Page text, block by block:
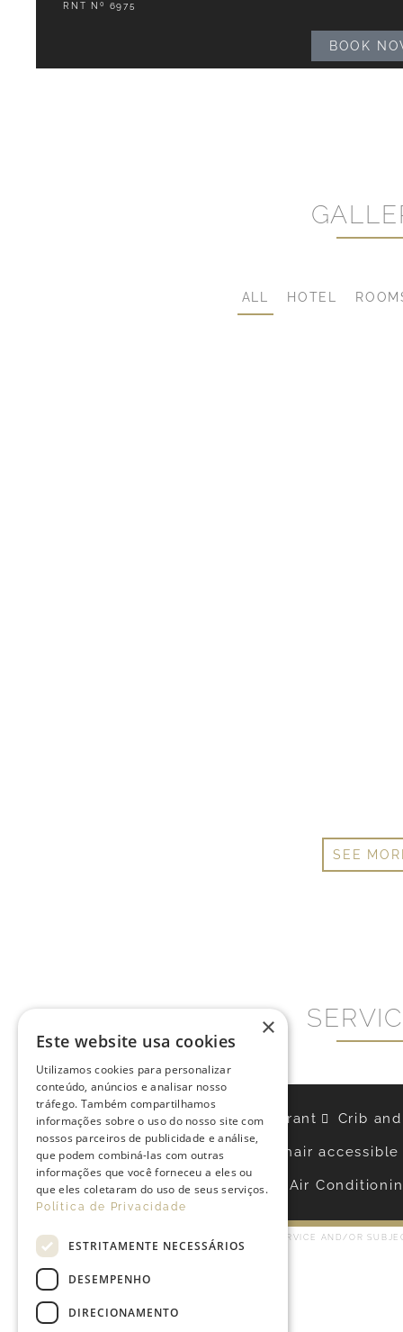
RNT Nº 6975
BOOK
ALL HOTEL
SEE
121 Rooms Bar Restaurant Crib
Parking* Wheelchair accessible
Air
*PAID SERVICE AND/OR
×
Este website usa cookies
Utilizamos cookies para personalizar
conteúdo, anúncios e analisar nosso
tráfego. Também compartilhamos
informações sobre o uso do nosso site com
nossos parceiros de publicidade e análise,
que podem combiná-las com outras
informações que você forneceu a eles ou
que eles coletaram do uso de seus serviços.
Política de Privacidade
ESTRITAMENTE NECESSÁRIOS
DESEMPENHO
DIRECIONAMENTO